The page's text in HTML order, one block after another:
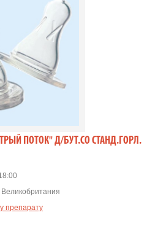
ПОТОК" Д/БУТ.СО СТАНД.ГОРЛ.
Великобритания
препарату